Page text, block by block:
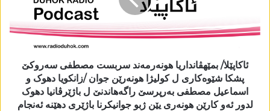
ئاکاپێلا/ بمێھڤانداریا ھونەرمەند سربست مصطفى سەروکێ
پشکا شێوەکاری ل کولیژا ھونەرێن جوان /زانکویا دھوک و
اسماعیل مصطفى بەرپرسێ راگەھاندنێ ل باژێرڤانیا دھوک
لدور ئەو کارێن ھونەری یێن ژبو جوانیکرنا باژێری دھێنە ئەنجام